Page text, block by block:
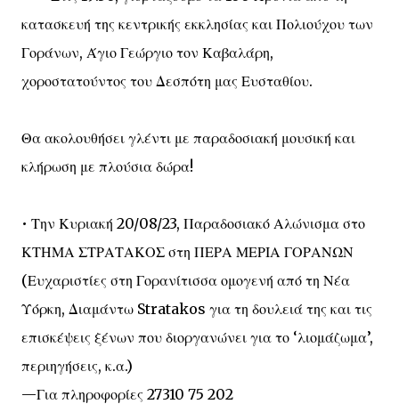
κατασκευή της κεντρικής εκκλησίας και Πολιούχου των
Γοράνων, Άγιο Γεώργιο τον Καβαλάρη,
χοροστατούντος του Δεσπότη μας Ευσταθίου.
Θα ακολουθήσει γλέντι με παραδοσιακή μουσική και
κλήρωση με πλούσια δώρα!
• Την Κυριακή 20/08/23, Παραδοσιακό Αλώνισμα στο
ΚΤΗΜΑ ΣΤΡΑΤΑΚΟΣ στη ΠΕΡΑ ΜΕΡΙΑ ΓΟΡΑΝΩΝ
(Ευχαριστίες στη Γορανίτισσα ομογενή από τη Νέα
Υόρκη, Διαμάντω Stratakos για τη δουλειά της και τις
επισκέψεις ξένων που διοργανώνει για το ‘λιομάζωμα’,
περιηγήσεις, κ.α.)
—Για πληροφορίες 27310 75 202